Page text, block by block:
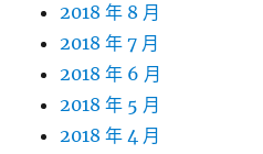
2018 年 8 月
2018 年 7 月
2018 年 6 月
2018 年 5 月
2018 年 4 月